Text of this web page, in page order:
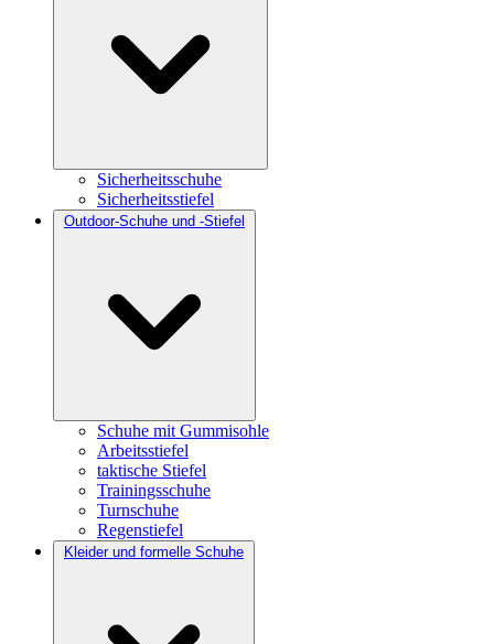
Sicherheitsschuhe
Sicherheitsstiefel
Outdoor-Schuhe und -Stiefel
Schuhe mit Gummisohle
Arbeitsstiefel
taktische Stiefel
Trainingsschuhe
Turnschuhe
Regenstiefel
Kleider und formelle Schuhe